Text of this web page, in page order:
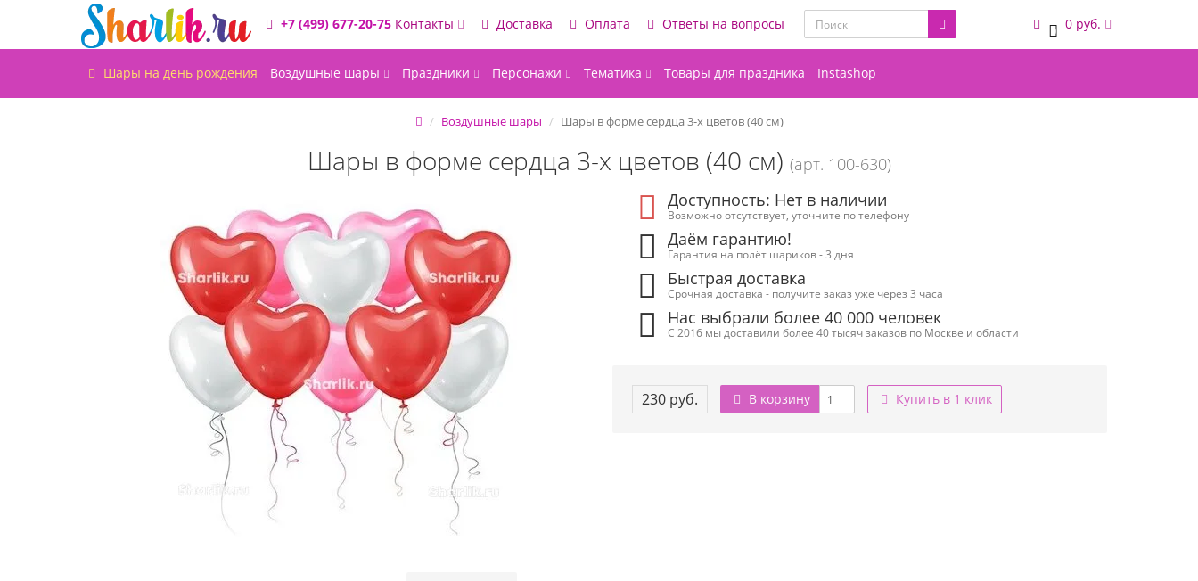
+7 (499) 677-20-75 Контакты Доставка Оплата Ответы на вопросы 0 0 руб.
Шары на день рождения Воздушные шары Праздники Персонажи Тематика Товары для праздника Instashop
Воздушные шары Шары в форме сердца 3-х цветов (40 см)
Шары в форме сердца 3-х цветов (40 см) (арт. 100-630)
Доступность: Нет в наличии
Возможно отсутствует, уточните по телефону
Даём гарантию!
Гарантия на полёт шариков - 3 дня
Быстрая доставка
Срочная доставка - получите заказ уже через 3 часа
Нас выбрали более 40 000 человек
С 2016 мы доставили более 40 тысяч заказов по Москве и области
230 руб. В корзину Купить в 1 клик